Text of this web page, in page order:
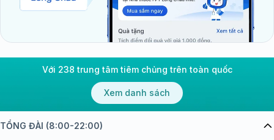
Với 238 trung tâm tiêm chủng trên toàn quốc
Xem danh sách
TỔNG ĐÀI (8:00-22:00)